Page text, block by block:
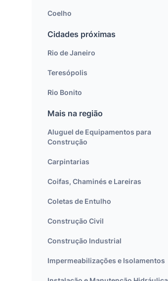
Coelho
Cidades próximas
Rio de Janeiro
Teresópolis
Rio Bonito
Mais na região
Aluguel de Equipamentos para
Construção
Carpintarias
Coifas, Chaminés e Lareiras
Coletas de Entulho
Construção Civil
Construção Industrial
Impermeabilizações e Isolamentos